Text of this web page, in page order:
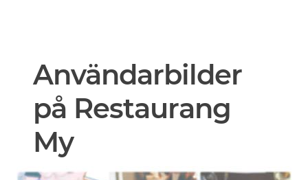
Användarbilder
på Restaurang
My